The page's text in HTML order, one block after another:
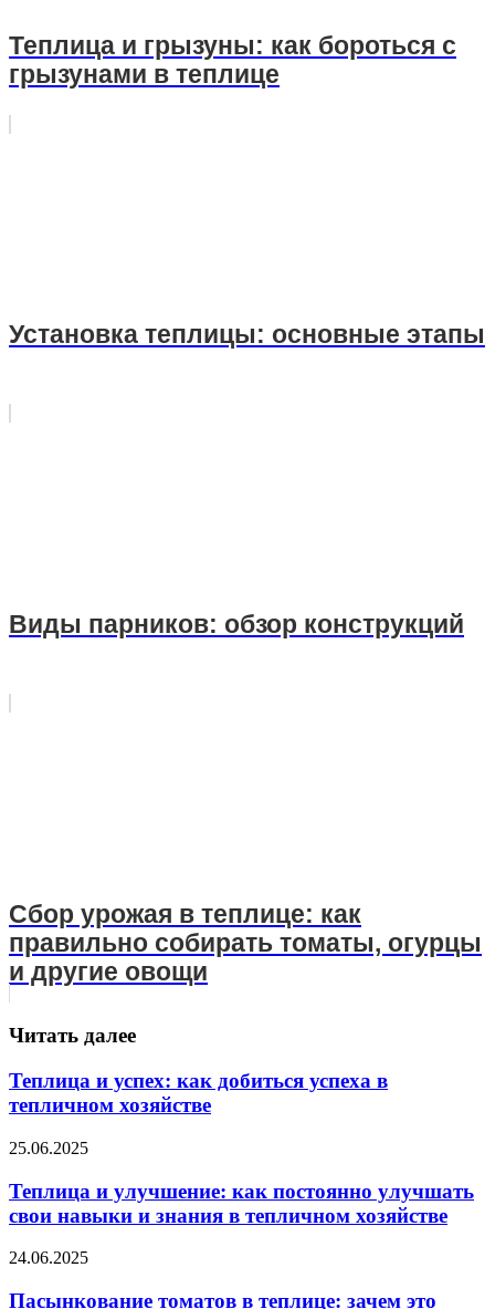
Теплица и грызуны: как бороться с
грызунами в теплице
Установка теплицы: основные этапы
Виды парников: обзор конструкций
Сбор урожая в теплице: как
правильно собирать томаты, огурцы
и другие овощи
Читать далее
Теплица и успех: как добиться успеха в
тепличном хозяйстве
25.06.2025
Теплица и улучшение: как постоянно улучшать
свои навыки и знания в тепличном хозяйстве
24.06.2025
Пасынкование томатов в теплице: зачем это